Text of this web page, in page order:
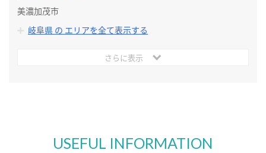
美濃加茂市
岐阜県 の エリアを全て表示する
さらに表示
USEFUL INFORMATION